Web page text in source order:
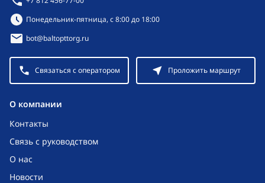
O компании
Контакты
Связь с руководством
О нас
Новости
Режим работы:
Понедельник-пятница, с 8:00 до 18:00
bot@baltopttorg.ru
Связаться с оператором Проложить маршрут